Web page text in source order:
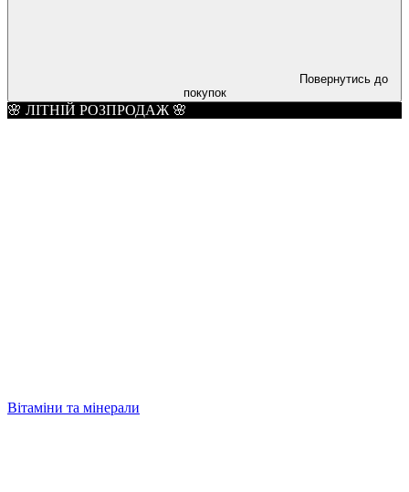
Повернутись до
покупок
🌸 ЛІТНІЙ РОЗПРОДАЖ 🌸
Вітаміни та мінерали